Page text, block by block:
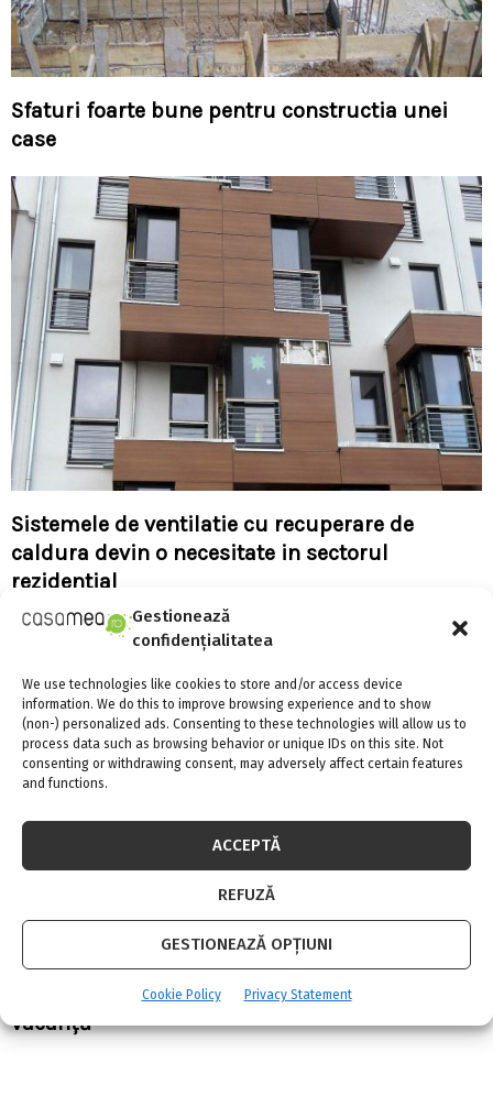
Gestionează
confidențialitatea
We use technologies like cookies to store and/or access device
information. We do this to improve browsing experience and to show
(non-) personalized ads. Consenting to these technologies will allow us to
process data such as browsing behavior or unique IDs on this site. Not
consenting or withdrawing consent, may adversely affect certain features
and functions.
ACCEPTĂ
REFUZĂ
GESTIONEAZĂ OPȚIUNI
Cookie Policy Privacy Statement
Sfaturi foarte bune pentru constructia unei
case
Sistemele de ventilatie cu recuperare de
caldura devin o necesitate in sectorul
rezidential
Renovarea casei de la țară. 5 sfaturi esențiale
care o vor transforma într-o reședință de
vacanță